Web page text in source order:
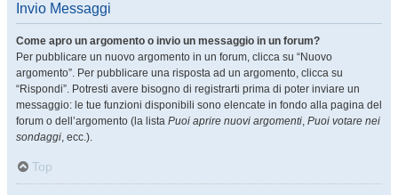
Invio Messaggi
Come apro un argomento o invio un messaggio in un forum?
Per pubblicare un nuovo argomento in un forum, clicca su “Nuovo
argomento”. Per pubblicare una risposta ad un argomento, clicca su
“Rispondi”. Potresti avere bisogno di registrarti prima di poter inviare un
messaggio: le tue funzioni disponibili sono elencate in fondo alla pagina del
forum o dell’argomento (la lista Puoi aprire nuovi argomenti, Puoi votare nei
sondaggi, ecc.).
Top